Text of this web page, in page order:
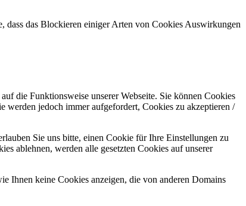
dass das Blockieren einiger Arten von Cookies Auswirkungen
die Funktionsweise unserer Webseite. Sie können Cookies
werden jedoch immer aufgefordert, Cookies zu akzeptieren /
Sie uns bitte, einen Cookie für Ihre Einstellungen zu
ablehnen, werden alle gesetzten Cookies auf unserer
Ihnen keine Cookies anzeigen, die von anderen Domains